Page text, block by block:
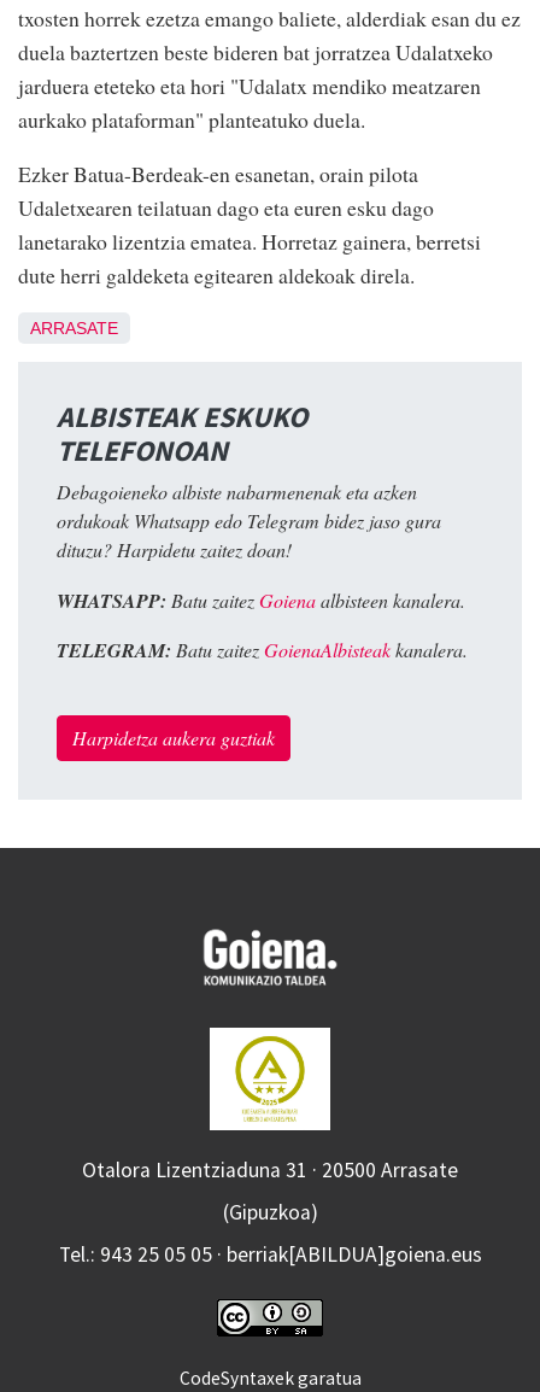
txosten horrek ezetza emango baliete, alderdiak esan du ez
duela baztertzen beste bideren bat jorratzea Udalatxeko
jarduera eteteko eta hori "Udalatx mendiko meatzaren
aurkako plataforman" planteatuko duela.
Ezker Batua-Berdeak-en esanetan, orain pilota
Udaletxearen teilatuan dago eta euren esku dago
lanetarako lizentzia ematea. Horretaz gainera, berretsi
dute herri galdeketa egitearen aldekoak direla.
ARRASATE
ALBISTEAK ESKUKO
TELEFONOAN
Debagoieneko albiste nabarmenenak eta azken
ordukoak Whatsapp edo Telegram bidez jaso gura
dituzu? Harpidetu zaitez doan!
WHATSAPP: Batu zaitezGoienaalbisteen kanalera.
TELEGRAM: Batu zaitezGoienaAlbisteakkanalera.
Harpidetza aukera guztiak
Otalora Lizentziaduna 31 · 20500 Arrasate
(Gipuzkoa)
Tel.: 943 25 05 05 · berriak[ABILDUA]goiena.eus
CodeSyntaxek garatua